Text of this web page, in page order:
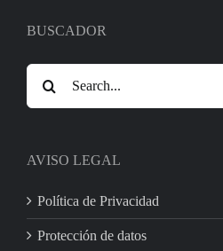
BUSCADOR
Search
for:
AVISO LEGAL
Política de Privacidad
Protección de datos